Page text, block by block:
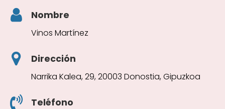
Nombre
Vinos Martínez
Dirección
Narrika Kalea, 29, 20003 Donostia, Gipuzkoa
Teléfono